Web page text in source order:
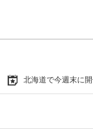
北海道で今週末に